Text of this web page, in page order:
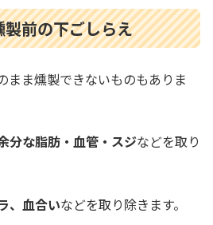
前の下ごしらえ
まま燻製できないものもありま
分な脂肪・血管・スジなどを取り
、血合いなどを取り除きます。